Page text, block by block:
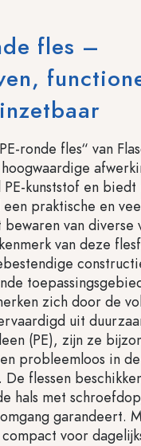
fles –
ronde fles“ van
kunststof en
praktische en
van diverse
van deze
zich door de
uit
(PE), zijn ze
probleemloos in
flessen
hals met
garandeert.
voor